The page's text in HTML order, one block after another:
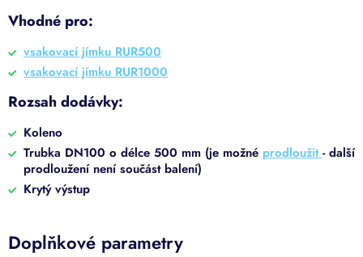
Vhodné pro:
vsakovací jímku RUR500
vsakovací jímku RUR1000
Rozsah dodávky:
Koleno
Trubka DN100 o délce 500 mm (je možné prodloužit- další
prodloužení není součást balení)
Krytý výstup
Doplňkové parametry